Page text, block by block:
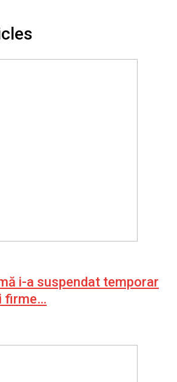
i-a suspendat temporar
firme…